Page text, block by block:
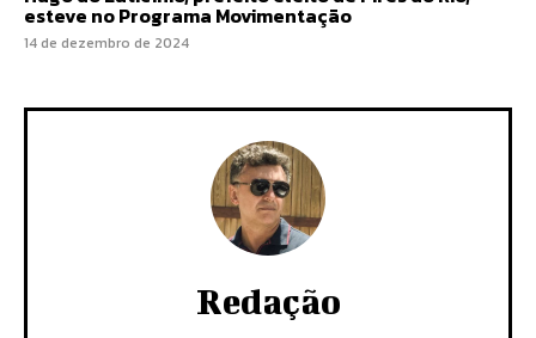
esteve no Programa Movimentação
14 de dezembro de 2024
Redação